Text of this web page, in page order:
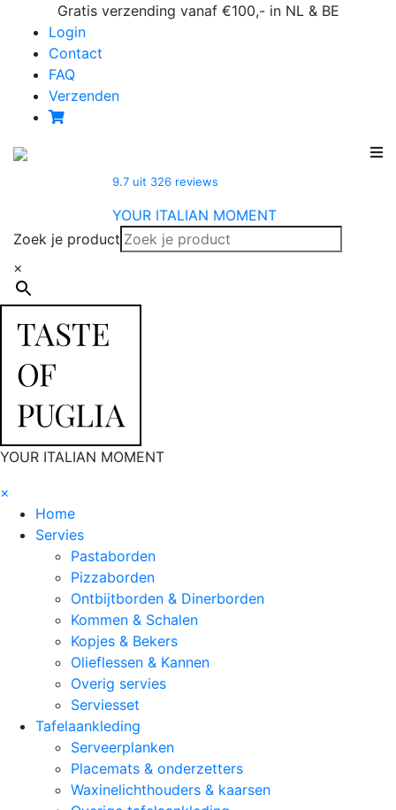
content
Gratis verzending vanaf €100,- in NL & BE
Login
Contact
FAQ
Verzenden
9.7 uit 326 reviews
YOUR ITALIAN MOMENT
Zoek je product
×
YOUR ITALIAN MOMENT
×
Home
Servies
Pastaborden
Pizzaborden
Ontbijtborden & Dinerborden
Kommen & Schalen
Kopjes & Bekers
Olieflessen & Kannen
Overig servies
Serviesset
Tafelaankleding
Serveerplanken
Placemats & onderzetters
Waxinelichthouders & kaarsen